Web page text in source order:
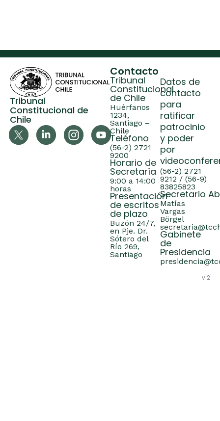
Tribunal
Constitucional de
Chile
Contacto
Tribunal
Constitucional
de Chile
Huérfanos
1234,
Santiago –
Chile
Teléfono
(56-2) 2721
9200
Horario de
Secretaría
9:00 a 14:00
horas
Presentación
de escritos
de plazo
Buzón 24/7,
en Pje. Dr.
Sótero del
Río 269,
Santiago
Datos de
contacto
para
ratificar
patrocinio
y poder
por
(56-2) 2721
9212 / (56-9)
83825823
Secretario
Matías
Vargas
Börgel
Gabinete
de
Presidencia
v.2